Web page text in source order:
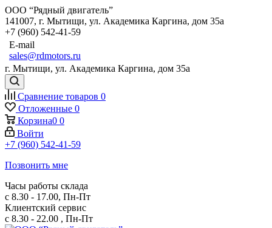
ООО “Рядный двигатель”
141007, г. Мытищи, ул. Академика Каргина, дом 35а
+7 (960) 542-41-59
E-mail
sales@rdmotors.ru
г. Мытищи, ул. Академика Каргина, дом 35а
Сравнение товаров 0
Отложенные 0
Корзина0 0
Войти
+7 (960) 542-41-59
Позвонить мне
Часы работы склада
с 8.30 - 17.00, Пн-Пт
Клиентский сервис
с 8.30 - 22.00 , Пн-Пт